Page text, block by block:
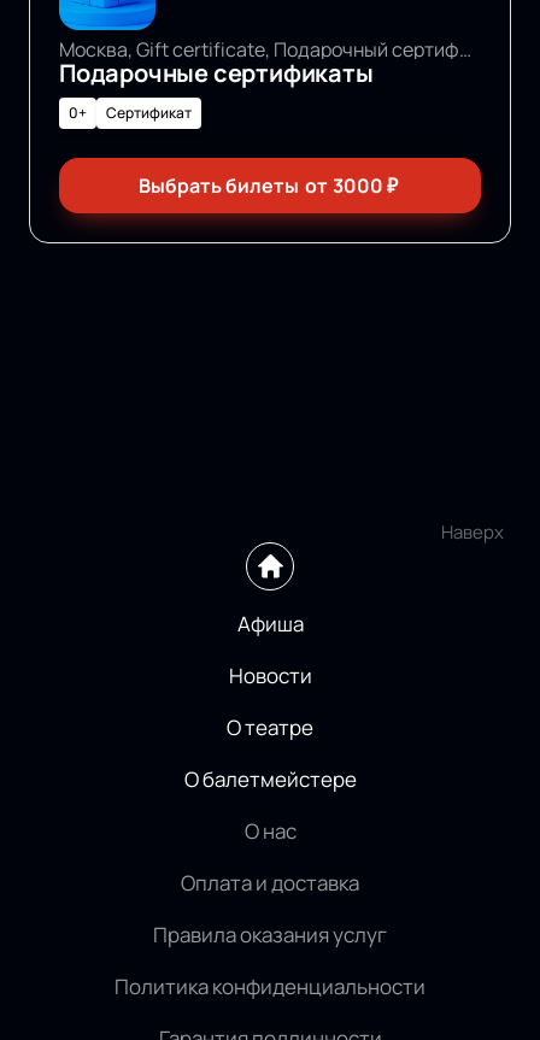
Москва, Gift certificate, Подарочный сертификат
Подарочные сертификаты
0+ Сертификат
Выбрать билеты от 3000₽
Наверх
Афиша
Новости
О театре
О балетмейстере
О нас
Оплата и доставка
Правила оказания услуг
Политика конфиденциальности